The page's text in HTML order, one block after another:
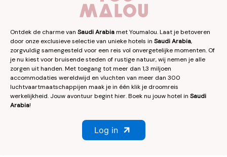
Ontdek de charme van Saudi Arabiamet Youmalou. Laat je betoveren
door onze exclusieve selectie van unieke hotels in Saudi Arabia,
zorgvuldig samengesteld voor een reis vol onvergetelijke momenten. Of
je nu kiest voor bruisende steden of rustige natuur, wij nemen je alle
zorgen uit handen. Met toegang tot meer dan 1,3 miljoen
accommodaties wereldwijd en vluchten van meer dan 300
luchtvaartmaatschappijen maak je in één klik je droomreis
werkelijkheid. Jouw avontuur begint hier. Boek nu jouw hotel in Saudi
Arabia!
Log in